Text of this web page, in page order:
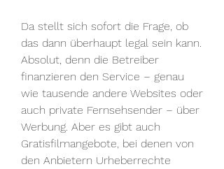
Da stellt sich sofort die Frage, ob
das dann überhaupt legal sein kann.
Absolut, denn die Betreiber
finanzieren den Service – genau
wie tausende andere Websites oder
auch private Fernsehsender – über
Werbung. Aber es gibt auch
Gratisfilmangebote, bei denen von
den Anbietern Urheberrechte